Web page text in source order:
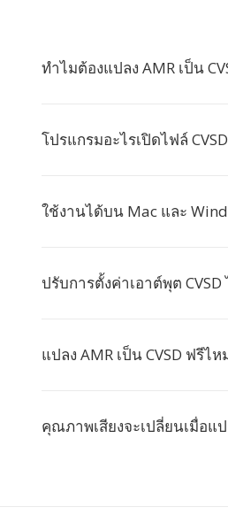
ทำไมต้องแปลง AMR เป็น
โปรแกรมอะไรเปิดไฟล์
ใช้งานได้บน Mac และ
ปรับการตั้งค่าเอาต์พุต CVSD
แปลง AMR เป็น CVSD ฟรีไห
คุณภาพเสียงจะเปลี่ยนเมื่อแป